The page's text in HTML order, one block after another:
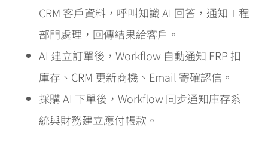
CRM 客戶資料，呼叫知識 AI 回答，通知工程
部門處理，回傳結果給客戶。
AI 建立訂單後，Workflow 自動通知 ERP 扣
庫存、CRM 更新商機、Email 寄確認信。
採購 AI 下單後，Workflow 同步通知庫存系
統與財務建立應付帳款。